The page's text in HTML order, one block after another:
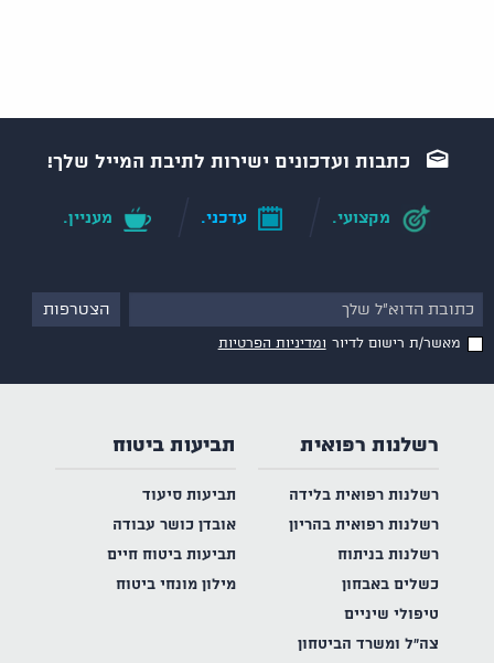
כתבות ועדכונים ישירות לתיבת המייל שלך!
מקצועי. עדכני. מעניין.
מאשר/ת רישום לדיור ומדיניות הפרטיות
רשלנות רפואית
רשלנות רפואית בלידה
רשלנות רפואית בהריון
רשלנות בניתוח
כשלים באבחון
טיפולי שיניים
צה"ל ומשרד הביטחון
תביעות ביטוח
תביעות סיעוד
אובדן כושר עבודה
תביעות ביטוח חיים
מילון מונחי ביטוח